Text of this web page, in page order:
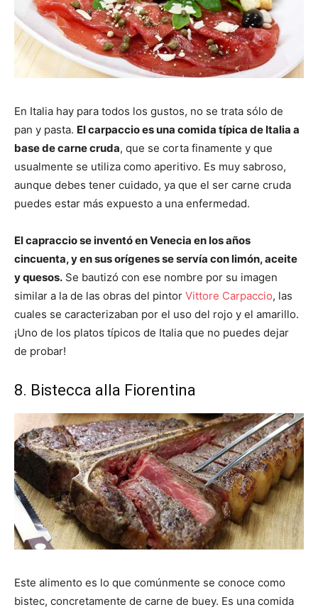
En Italia hay para todos los gustos, no se trata sólo de
pan y pasta. El carpaccio es una comida típica de Italia a
base de carne cruda, que se corta finamente y que
usualmente se utiliza como aperitivo. Es muy sabroso,
aunque debes tener cuidado, ya que el ser carne cruda
puedes estar más expuesto a una enfermedad.
El capraccio se inventó en Venecia en los años
cincuenta, y en sus orígenes se servía con limón, aceite
y quesos. Se bautizó con ese nombre por su imagen
similar a la de las obras del pintor Vittore Carpaccio, las
cuales se caracterizaban por el uso del rojo y el amarillo.
¡Uno de los platos típicos de Italia que no puedes dejar
de probar!
8. Bistecca alla Fiorentina
Este alimento es lo que comúnmente se conoce como
bistec, concretamente de carne de buey. Es una comida